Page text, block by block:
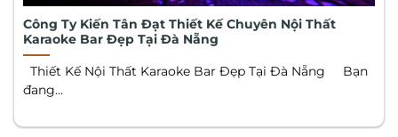
Công Ty Kiến Tân Đạt Thiết Kế Chuyên Nội Thất
Karaoke Bar Đẹp Tại Đà Nẵng
Thiết Kế Nội Thất Karaoke Bar Đẹp Tại Đà Nẵng Bạn
đang...